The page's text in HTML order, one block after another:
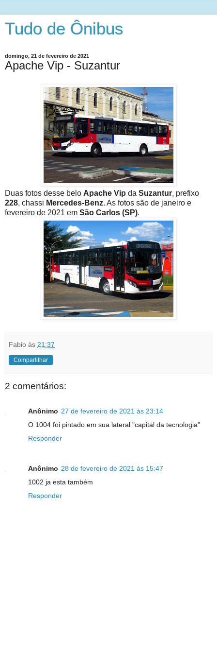
Tudo de Ônibus
domingo, 21 de fevereiro de 2021
Apache Vip - Suzantur
Duas fotos desse belo Apache Vip da Suzantur, prefixo
228, chassi Mercedes-Benz. As fotos são de janeiro e
fevereiro de 2021 em São Carlos (SP).
Fabio às 21:37
Compartilhar
2 comentários:
Anônimo 27 de fevereiro de 2021 às 23:14
O 1004 foi pintado em sua lateral "capital da tecnologia"
Responder
Anônimo 28 de fevereiro de 2021 às 15:47
1002 ja esta também
Responder